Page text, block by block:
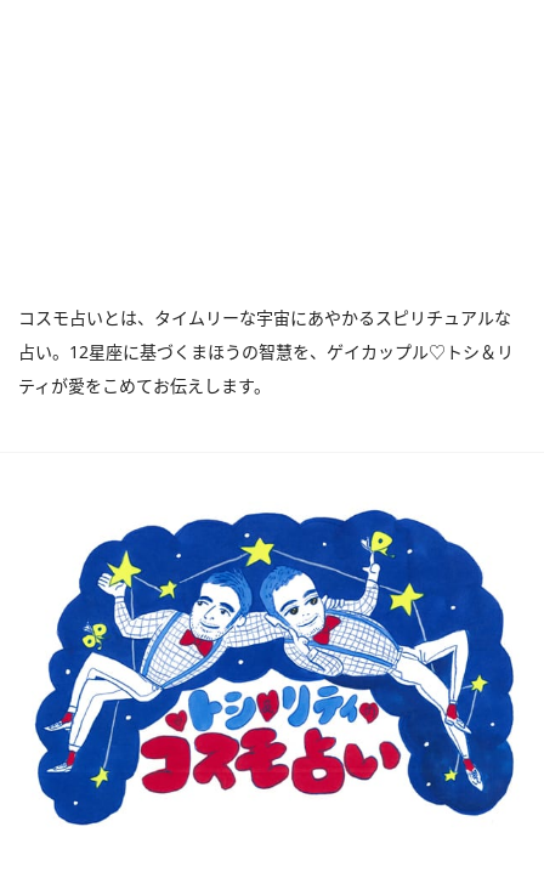
コスモ占いとは、タイムリーな宇宙にあやかるスピリチュアルな
占い。12星座に基づくまほうの智慧を、ゲイカップル♡トシ＆リ
ティが愛をこめてお伝えします。